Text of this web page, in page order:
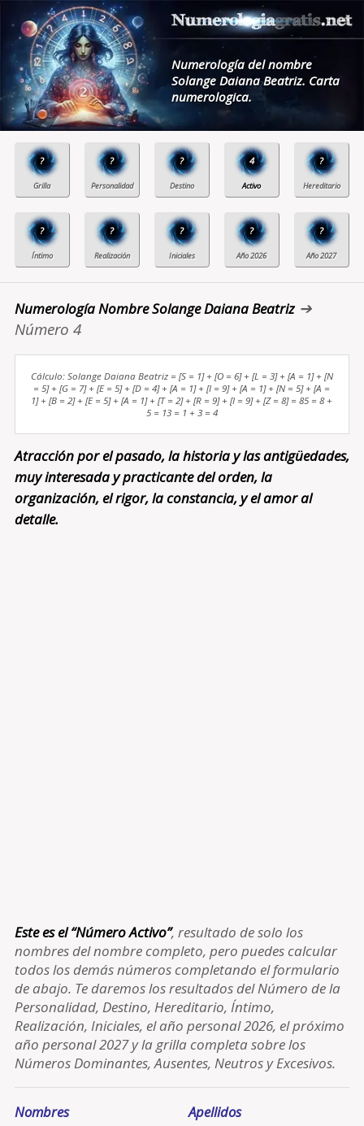
Numerología del nombre
Solange Daiana Beatriz. Carta
numerologica.
? ? ? 4 ?
? ? ? ? ?
Numerología Nombre Solange Daiana Beatriz➔
Número 4
Cálculo: Solange Daiana Beatriz = [S = 1] + [O = 6] + [L = 3] + [A = 1] + [N
= 5] + [G = 7] + [E = 5] + [D = 4] + [A = 1] + [I = 9] + [A = 1] + [N = 5] + [A =
1] + [B = 2] + [E = 5] + [A = 1] + [T = 2] + [R = 9] + [I = 9] + [Z = 8] = 85 = 8 +
5 = 13 = 1 + 3 = 4
Atracción por el pasado, la historia y las antigüedades,
muy interesada y practicante del orden, la
organización, el rigor, la constancia, y el amor al
detalle.
Este es el “Número Activo”, resultado de solo los
nombres del nombre completo, pero puedes calcular
todos los demás números completando el formulario
de abajo. Te daremos los resultados del Número de la
Personalidad, Destino, Hereditario, Íntimo,
Realización, Iniciales, el año personal 2026, el próximo
año personal 2027 y la grilla completa sobre los
Números Dominantes, Ausentes, Neutros y Excesivos.
Nombres Apellidos